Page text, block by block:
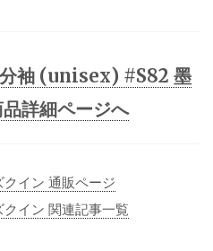
分袖 (unisex) #S82 墨
詳細ページへ
イン 通販ページ
イン 関連記事一覧